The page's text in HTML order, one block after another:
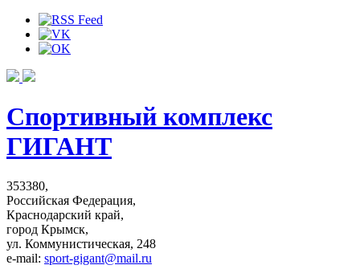
Спортивный комплекс
ГИГАНТ
353380,
Российская Федерация,
Краснодарский край,
город Крымск,
ул. Коммунистическая, 248
e-mail: sport-gigant@mail.ru